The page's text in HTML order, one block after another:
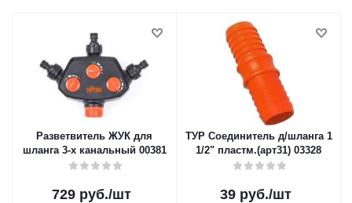
Разветвитель ЖУК для
шланга 3-х канальный 00381
729 руб./шт
ТУР Соединитель д/шланга 1
1/2" пластм.(арт31) 03328
39 руб./шт